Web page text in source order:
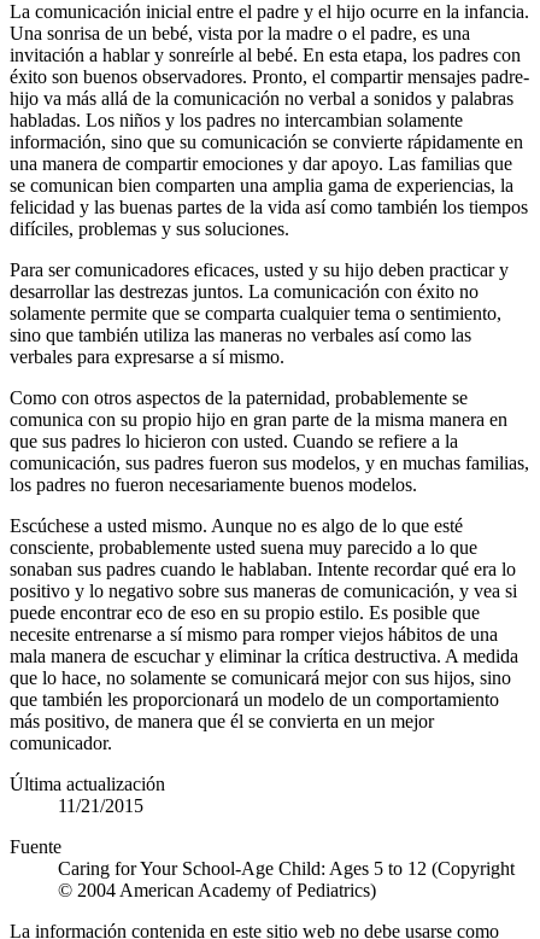
La comunicación inicial entre el padre y el hijo ocurre en la infancia.
Una sonrisa de un bebé, vista por la madre o el padre, es una
invitación a hablar y sonreírle al bebé. En esta etapa, los padres con
éxito son buenos observadores. Pronto, el compartir mensajes padre-
hijo va más allá de la comunicación no verbal a sonidos y palabras
habladas. Los niños y los padres no intercambian solamente
información, sino que su comunicación se convierte rápidamente en
una manera de compartir emociones y dar apoyo. Las familias que
se comunican bien comparten una amplia gama de experiencias, la
felicidad y las buenas partes de la vida así como también los tiempos
difíciles, problemas y sus soluciones.
Para ser comunicadores eficaces, usted y su hijo deben practicar y
desarrollar las destrezas juntos. La comunicación con éxito no
solamente permite que se comparta cualquier tema o sentimiento,
sino que también utiliza las maneras no verbales así como las
verbales para expresarse a sí mismo.
Como con otros aspectos de la paternidad, probablemente se
comunica con su propio hijo en gran parte de la misma manera en
que sus padres lo hicieron con usted. Cuando se refiere a la
comunicación, sus padres fueron sus modelos, y en muchas familias,
los padres no fueron necesariamente buenos modelos.
Escúchese a usted mismo. Aunque no es algo de lo que esté
consciente, probablemente usted suena muy parecido a lo que
sonaban sus padres cuando le hablaban. Intente recordar qué era lo
positivo y lo negativo sobre sus maneras de comunicación, y vea si
puede encontrar eco de eso en su propio estilo. Es posible que
necesite entrenarse a sí mismo para romper viejos hábitos de una
mala manera de escuchar y eliminar la crítica destructiva. A medida
que lo hace, no solamente se comunicará mejor con sus hijos, sino
que también les proporcionará un modelo de un comportamiento
más positivo, de manera que él se convierta en un mejor
comunicador.
Última actualización
11/21/2015
Fuente
Caring for Your School-Age Child: Ages 5 to 12 (Copyright
© 2004 American Academy of Pediatrics)
La información contenida en este sitio web no debe usarse como